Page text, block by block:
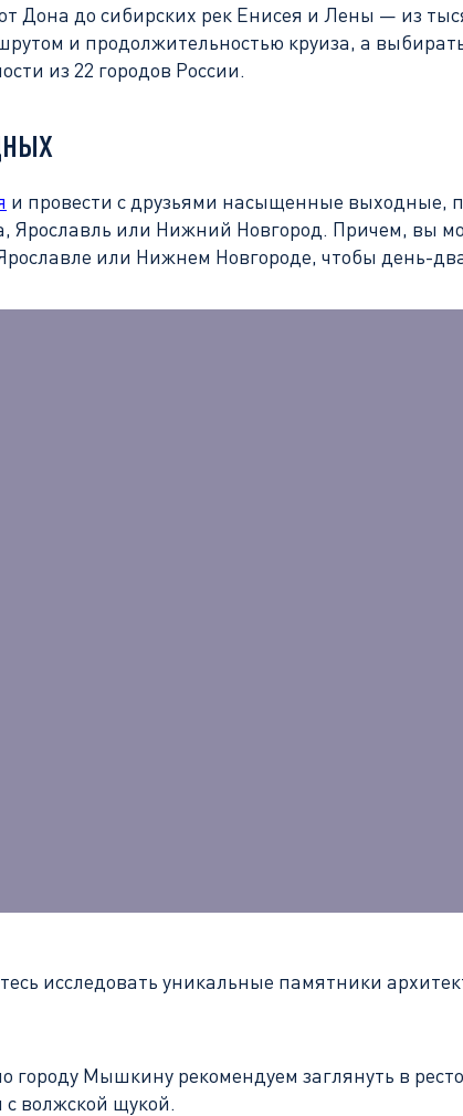
Дона до сибирских рек Енисея и Лены — из
и продолжительностью круиза, а
из 22 городов России.
и провести с друзьями насыщенные выходные,
или Нижний Новгород. Причем, вы
или Нижнем Новгороде, чтобы день-
исследовать уникальные памятники
городу Мышкину рекомендуем заглянуть в
волжской щукой.